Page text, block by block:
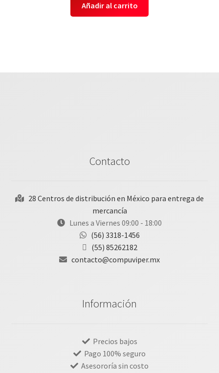
Añadir al carrito
Contacto
28 Centros de distribución en México para entrega de
mercancía
Lunes a Viernes 09:00 - 18:00
(56) 3318-1456
(55) 85262182
contacto@compuviper.mx
Información
Precios bajos
Pago 100% seguro
Asesororía sin costo